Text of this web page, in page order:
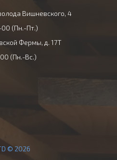
Вишневского, 4
(Пн.-Пт.)
Фермы, д. 17Т
(Пн.-Вс.)
© 2026